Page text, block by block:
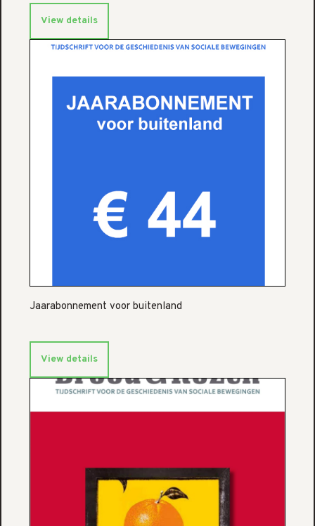
View details
Jaarabonnement voor buitenland
View details